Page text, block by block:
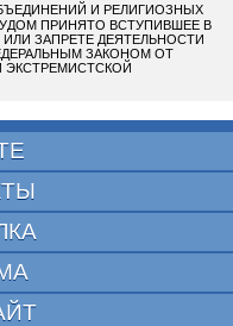
И РЕЛИГИОЗНЫХ
ПРИНЯТО ВСТУПИВШЕЕ В
ЗАПРЕТЕ ДЕЯТЕЛЬНОСТИ
ЗАКОНОМ ОТ
ЭКСТРЕМИСТСКОЙ